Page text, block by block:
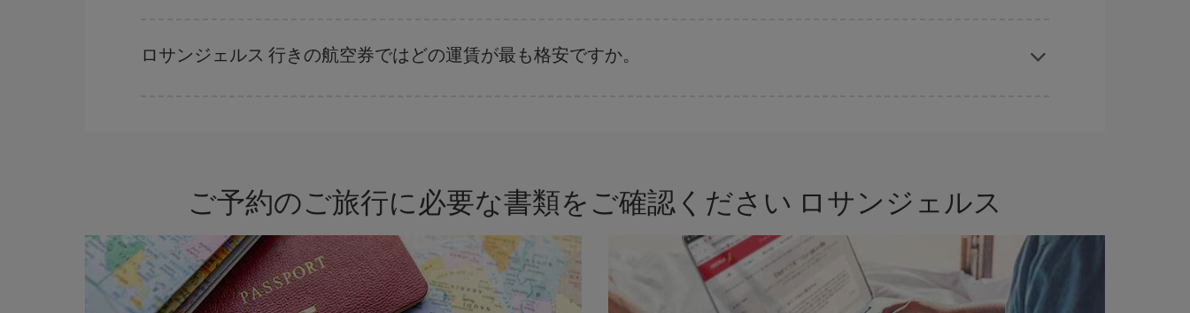
早い時期でのご購入がとても重要です。
ロサンジェルス 行きの航空券ではどの運賃が最も格安ですか。
ご予約のご旅行に必要な書類をご確認ください ロサンジェルス